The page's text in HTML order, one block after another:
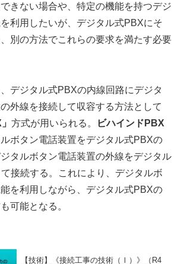
きない場合や、特定の機能を持つデジ
利用したいが、デジタル式PBXにそ
別の方法でこれらの要求を満たす必要
デジタル式PBXの内線回路にデジタ
外線を接続して収容する方法として
方式が用いられる。
ビハインドPBX
ボタン電話装置をデジタル式PBXの
タルボタン電話装置の外線をデジタル
接続する。これにより、デジタルボ
を利用しながら、デジタル式PBXの
可能となる。
【技術】《接続工事の技術（Ⅰ）》（R4